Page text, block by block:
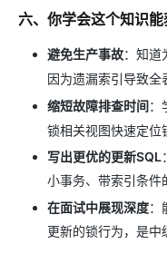
六、你学会这个知识能
避免生产事故：知道
因为遗漏索引导致全
缩短故障排查时间：
锁相关视图快速定位
写出更优的更新SQL
小事务、带索引条件
在面试中展现深度：
更新的锁行为，是中